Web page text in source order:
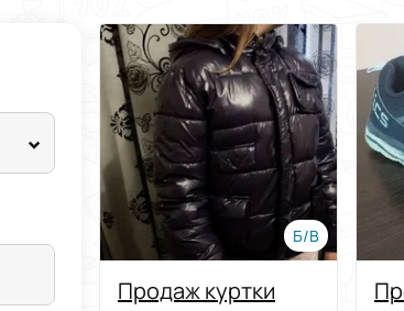
Б/В
Продаж куртки